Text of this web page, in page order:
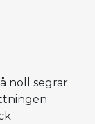
noll segrar